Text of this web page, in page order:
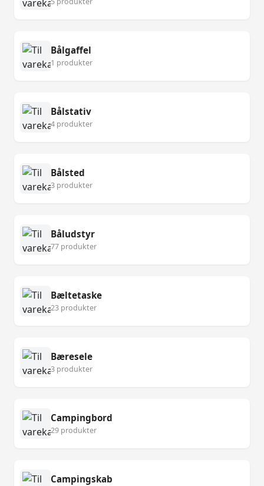
Bålgaffel
1 produkter
Bålstativ
4 produkter
Bålsted
3 produkter
Båludstyr
77 produkter
Bæltetaske
23 produkter
Bæresele
3 produkter
Campingbord
29 produkter
Campingskab